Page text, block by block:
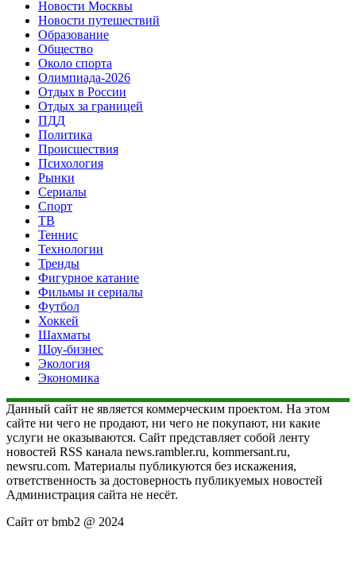
Новости Москвы
Новости путешествий
Образование
Общество
Около спорта
Олимпиада-2026
Отдых в России
Отдых за границей
ПДД
Политика
Происшествия
Психология
Рынки
Сериалы
Спорт
ТВ
Теннис
Технологии
Тренды
Фигурное катание
Фильмы и сериалы
Футбол
Хоккей
Шахматы
Шоу-бизнес
Экология
Экономика
Данный сайт не является коммерческим проектом. На этом
сайте ни чего не продают, ни чего не покупают, ни какие
услуги не оказываются. Сайт представляет собой ленту
новостей RSS канала news.rambler.ru, kommersant.ru,
newsru.com. Материалы публикуются без искажения,
ответственность за достоверность публикуемых новостей
Администрация сайта не несёт.
Сайт от bmb2 @ 2024